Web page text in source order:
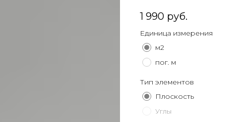
1 990 руб.
Единица измерения
м2
пог. м
Тип элементов
Плоскость
Углы